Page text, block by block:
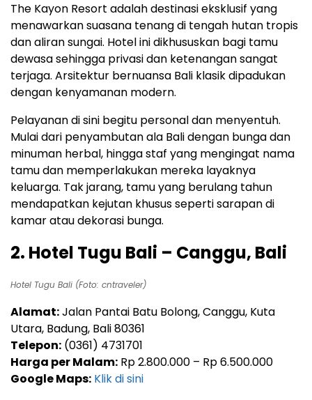
The Kayon Resort adalah destinasi eksklusif yang
menawarkan suasana tenang di tengah hutan tropis
dan aliran sungai. Hotel ini dikhususkan bagi tamu
dewasa sehingga privasi dan ketenangan sangat
terjaga. Arsitektur bernuansa Bali klasik dipadukan
dengan kenyamanan modern.
Pelayanan di sini begitu personal dan menyentuh.
Mulai dari penyambutan ala Bali dengan bunga dan
minuman herbal, hingga staf yang mengingat nama
tamu dan memperlakukan mereka layaknya
keluarga. Tak jarang, tamu yang berulang tahun
mendapatkan kejutan khusus seperti sarapan di
kamar atau dekorasi bunga.
2. Hotel Tugu Bali – Canggu, Bali
Hotel Tugu Bali (Foto: cntraveler)
Alamat:Jalan Pantai Batu Bolong, Canggu, Kuta
Utara, Badung, Bali 80361
Telepon: (0361) 4731701
Harga per Malam: Rp 2.800.000 – Rp 6.500.000
Google Maps: Klik di sini